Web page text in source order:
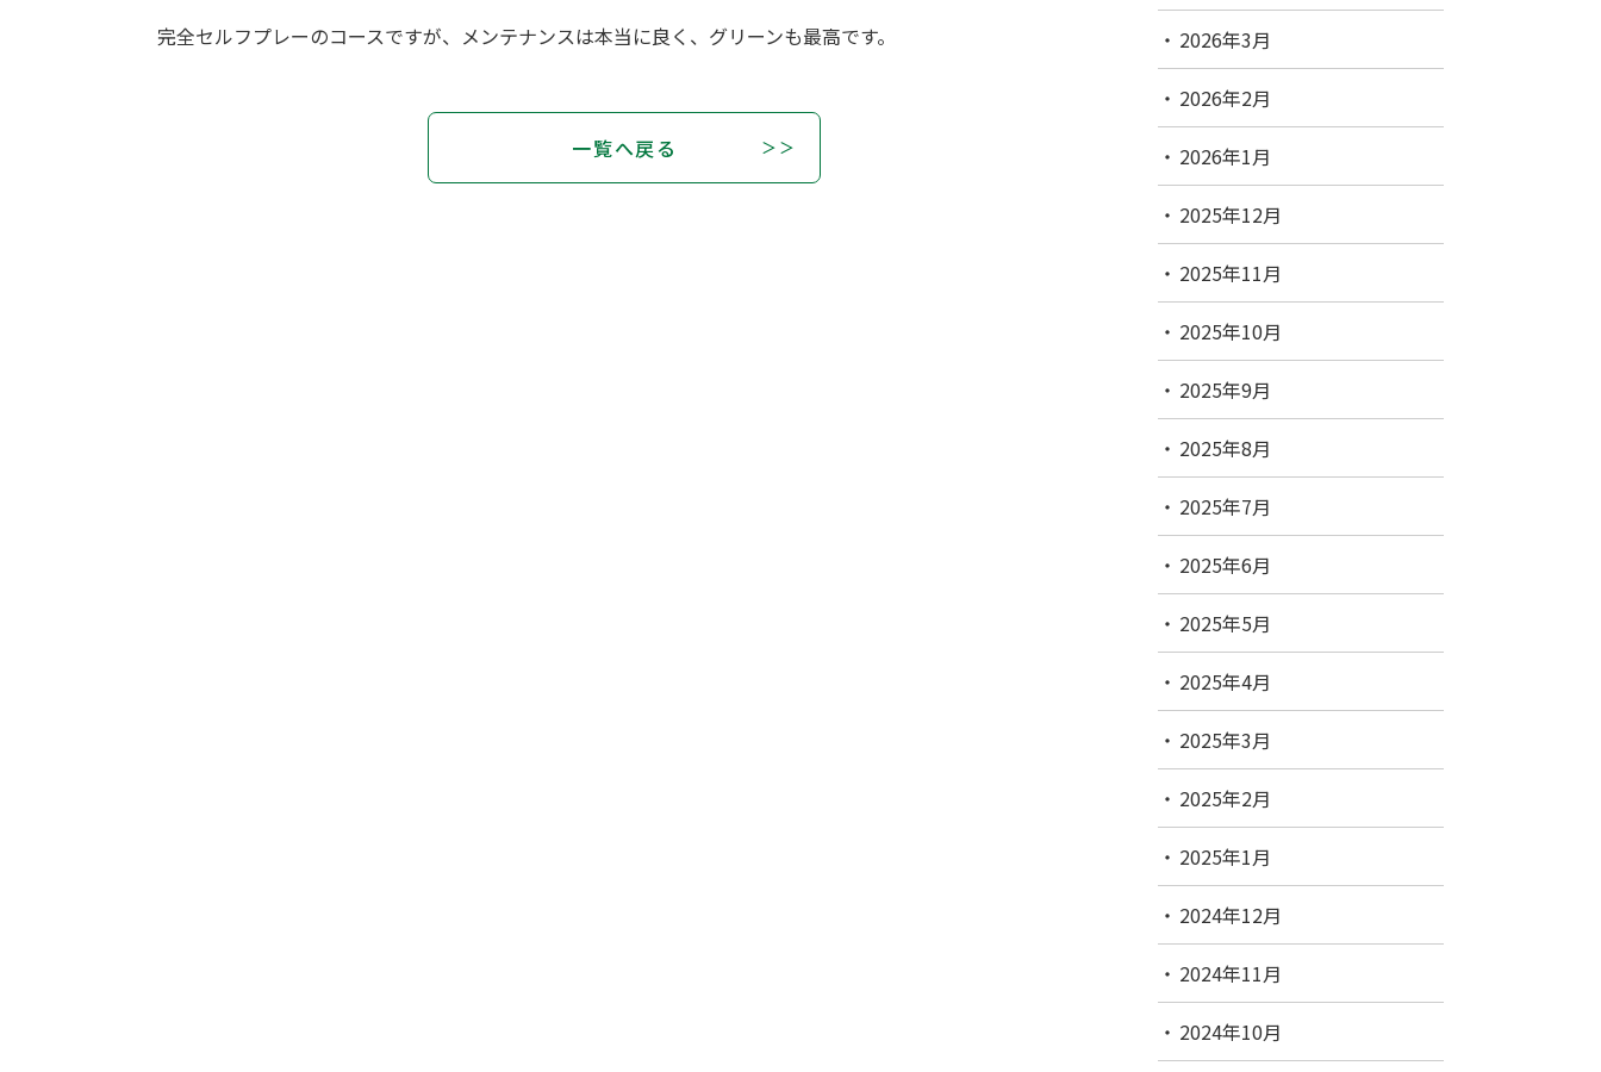
完全セルフプレーのコースですが、メンテナンスは本当に良く、グリーンも最高です。
一覧へ戻る
2026年3月
2026年2月
2026年1月
2025年12月
2025年11月
2025年10月
2025年9月
2025年8月
2025年7月
2025年6月
2025年5月
2025年4月
2025年3月
2025年2月
2025年1月
2024年12月
2024年11月
2024年10月